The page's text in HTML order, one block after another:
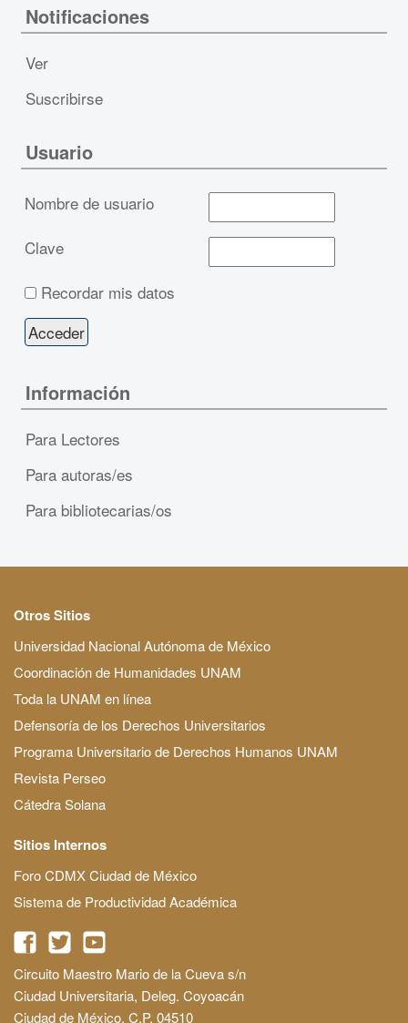
Notificaciones
Ver
Suscribirse
Usuario
Nombre de usuario
Clave
Recordar mis datos
Información
Para Lectores
Para autoras/es
Para bibliotecarias/os
Otros Sitios
Universidad Nacional Autónoma de México
Coordinación de Humanidades UNAM
Toda la UNAM en línea
Defensoría de los Derechos Universitarios
Programa Universitario de Derechos Humanos UNAM
Revista Perseo
Cátedra Solana
Sitios Internos
Foro CDMX Ciudad de México
Sistema de Productividad Académica
Circuito Maestro Mario de la Cueva s/n
Ciudad Universitaria, Deleg. Coyoacán
Ciudad de México, C.P. 04510